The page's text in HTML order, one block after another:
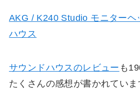
AKG / K240 Studio モニターヘ
ハウス
サウンドハウスのレビュー も
たくさんの感想が書かれていま